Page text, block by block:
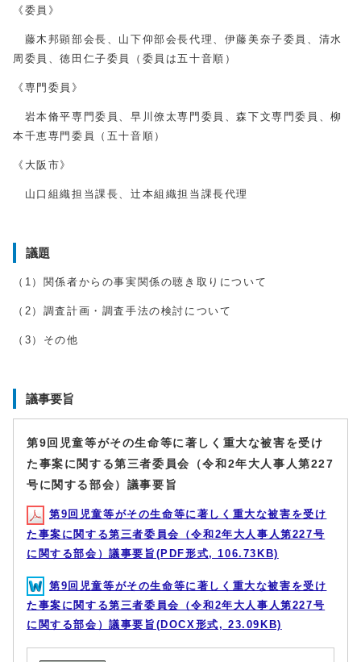
《委員》
藤木邦顕部会長、山下仰部会長代理、伊藤美奈子委員、清水
周委員、徳田仁子委員（委員は五十音順）
《専門委員》
岩本脩平専門委員、早川僚太専門委員、森下文専門委員、柳
本千恵専門委員（五十音順）
《大阪市》
山口組織担当課長、辻本組織担当課長代理
議題
（1）関係者からの事実関係の聴き取りについて
（2）調査計画・調査手法の検討について
（3）その他
議事要旨
第9回児童等がその生命等に著しく重大な被害を受け
た事案に関する第三者委員会（令和2年大人事人第227
号に関する部会）議事要旨
第9回児童等がその生命等に著しく重大な被害を受け
た事案に関する第三者委員会（令和2年大人事人第227号
に関する部会）議事要旨(PDF形式, 106.73KB)
第9回児童等がその生命等に著しく重大な被害を受け
た事案に関する第三者委員会（令和2年大人事人第227号
に関する部会）議事要旨(DOCX形式, 23.09KB)